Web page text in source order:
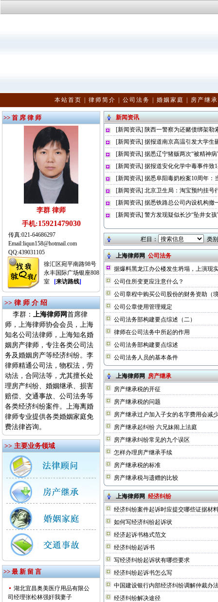
本站首页 律师简介 公司法务 婚姻家庭 房产继承
>> 首 席 律 师
李群 律师
手机:15921479030
传真:021-64686297
Email:liqun158@hotmail.com
QQ:439031105
徐汇区宛平南路98号
永丰国际广场银座808
室
[来访路线]
>> 律 师 介 绍
李群： 上海律师网首席律
师，上海律师协会会员，上海
知名公司法律师，上海知名婚
姻房产律师，专注各类公司法
务及婚姻房产等经济纠纷。李
律师精通公司法，物权法，劳
动法，合同法等，尤其擅长处
理房产纠纷、婚姻继承、损害
赔偿、交通事故、公司法务等
各类经济纠纷案件。上海离婚
律师专业提供各类婚姻家庭免
费法律咨询。
>> 主要业务领域
>> 最 新 留 言
湖北宜昌奥美医疗用品有限公
司经理张松林强奸我妻子
新闻资讯
[新闻资讯] 陕西一警察为还赌债绑架勒
[新闻资讯] 据报道南京高温引发大学生
[新闻资讯] 据悉辽宁猪贩两次“被精神
[新闻资讯] 据报道安化化学中毒事件致
[新闻资讯] 据悉阜阳毒奶粉案10周年：
[新闻资讯] 北京卫生局：淘宝预约挂号
[新闻资讯] 据悉铁路总公司内设机构撤
[新闻资讯] 警方发现疑似长沙“坠井女
栏目： 类
上海律师网 公司法务
据爆料黑龙江办公楼发生坍塌，上演现
公司住所变更应注意什么？
公司章程中购买公司股份的财务资助（
公司公章使用管理规定
公司法务部构建要点综述（二）
律师在公司法务中所起的作用
公司法务部构建要点综述
公司法务人员的基本条件
上海律师网 房产继承
房产继承税的开征
房产继承税的问题
房产继承过户加入子女的名字费用会减
房产继承起纠纷 六兄妹闹上法庭
房产继承纠纷常见的九个误区
怎样办理房产继承手续
房产继承税的标准
房产继承税与遗赠的比较
上海律师网 经济纠纷
经济纠纷案件起诉时应提交哪些证据材
如何写经济纠纷起诉状
经济起诉书格式范文
经济纠纷起诉书
写经济纠纷起诉状有哪些要求
经济纠纷起诉书怎么写
中国建设银行内部经济纠纷调解仲裁办
经济纠纷解决途径